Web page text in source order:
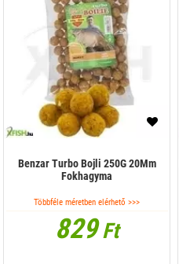
Benzar Turbo Bojli 250G 20Mm
Fokhagyma
Többféle méretben elérhető >>>
829Ft